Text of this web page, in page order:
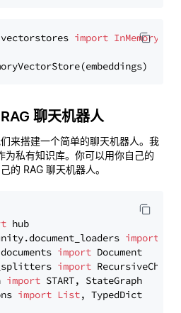
import
聊天机器人
来搭建一个简单的聊天机器人。我
为私有知识库。你可以用你自己的
的 RAG 聊天机器人。
import
import
import
import
import List, TypedDict